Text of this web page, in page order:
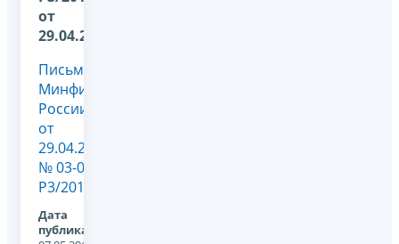
от
29.04.2014
Письмо
Минфина
России
от
29.04.2014
№ 03-01-
Р3/20105
Дата
публикации: